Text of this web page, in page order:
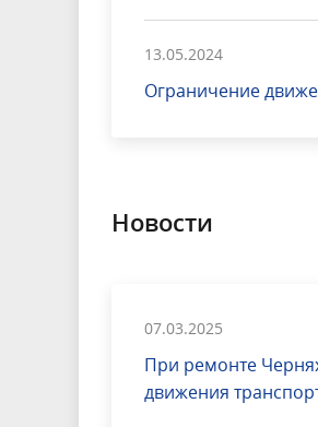
13.05.2024
Ограничение
Новости
07.03.2025
При ремонте
движения